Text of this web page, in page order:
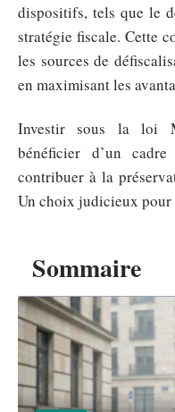
Sommaire
dispositifs, tels que le
stratégie fiscale. Cette
les sources de
en maximisant les
Investir sous la loi
bénéficier d’un
contribuer à la
Un choix judicieux pour